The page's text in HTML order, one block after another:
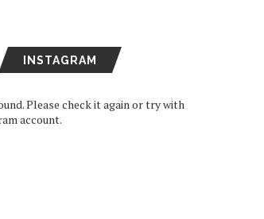
INSTAGRAM
Please check it again or try with
account.